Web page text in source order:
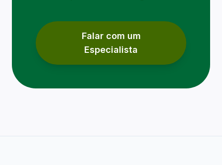
Falar com um
Especialista